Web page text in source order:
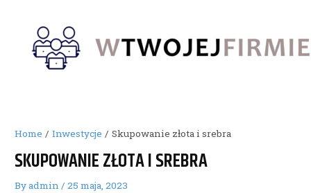
content
Home Inwestycje Skupowanie złota i srebra
SKUPOWANIE ZŁOTA I SREBRA
Byadmin/25 maja, 2023